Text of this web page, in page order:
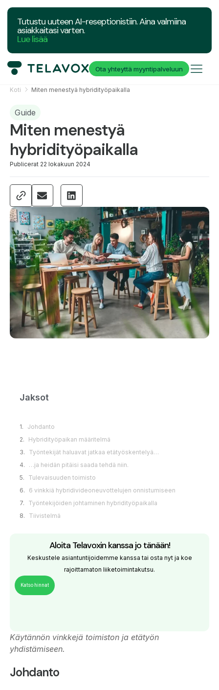
Tutustu uuteen AI-reseptionistiin. Aina valmiina
asiakkaitasi varten.
Lue lisää
Ota yhteyttä myyntipalveluun
Koti Miten menestyä hybridityöpaikalla
Guide
Miten menestyä
hybridityöpaikalla
Publicerat 22 lokakuun 2024
Jaksot
Johdanto
Hybridityöpaikan määritelmä
Työntekijät haluavat jatkaa etätyöskentelyä…
…ja heidän pitäisi saada tehdä niin.
Tulevaisuuden toimisto
6 vinkkiä hybridivideoneuvottelujen onnistumiseen
Työntekijöiden johtaminen hybridityöpaikalla
Tiivistelmä
Aloita Telavoxin kanssa jo tänään!
Keskustele asiantuntijoidemme kanssa tai osta nyt ja koe
rajoittamaton liiketoimintakutsu.
Katso hinnat
Käytännön vinkkejä toimiston ja etätyön
yhdistämiseen.
Johdanto